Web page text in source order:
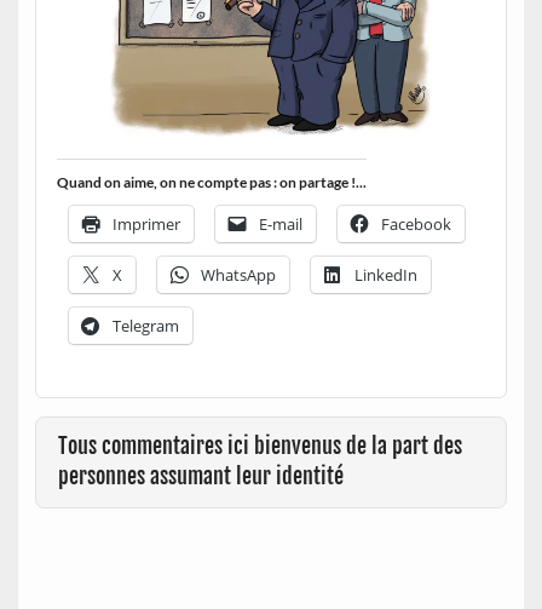
Quand on aime, on ne compte pas : on partage !...
Imprimer E-mail Facebook
X WhatsApp LinkedIn
Telegram
Tous commentaires ici bienvenus de la part des
personnes assumant leur identité